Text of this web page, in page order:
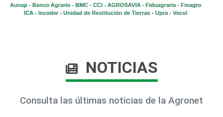
NOTICIAS
Consulta las últimas noticias de la Agronet